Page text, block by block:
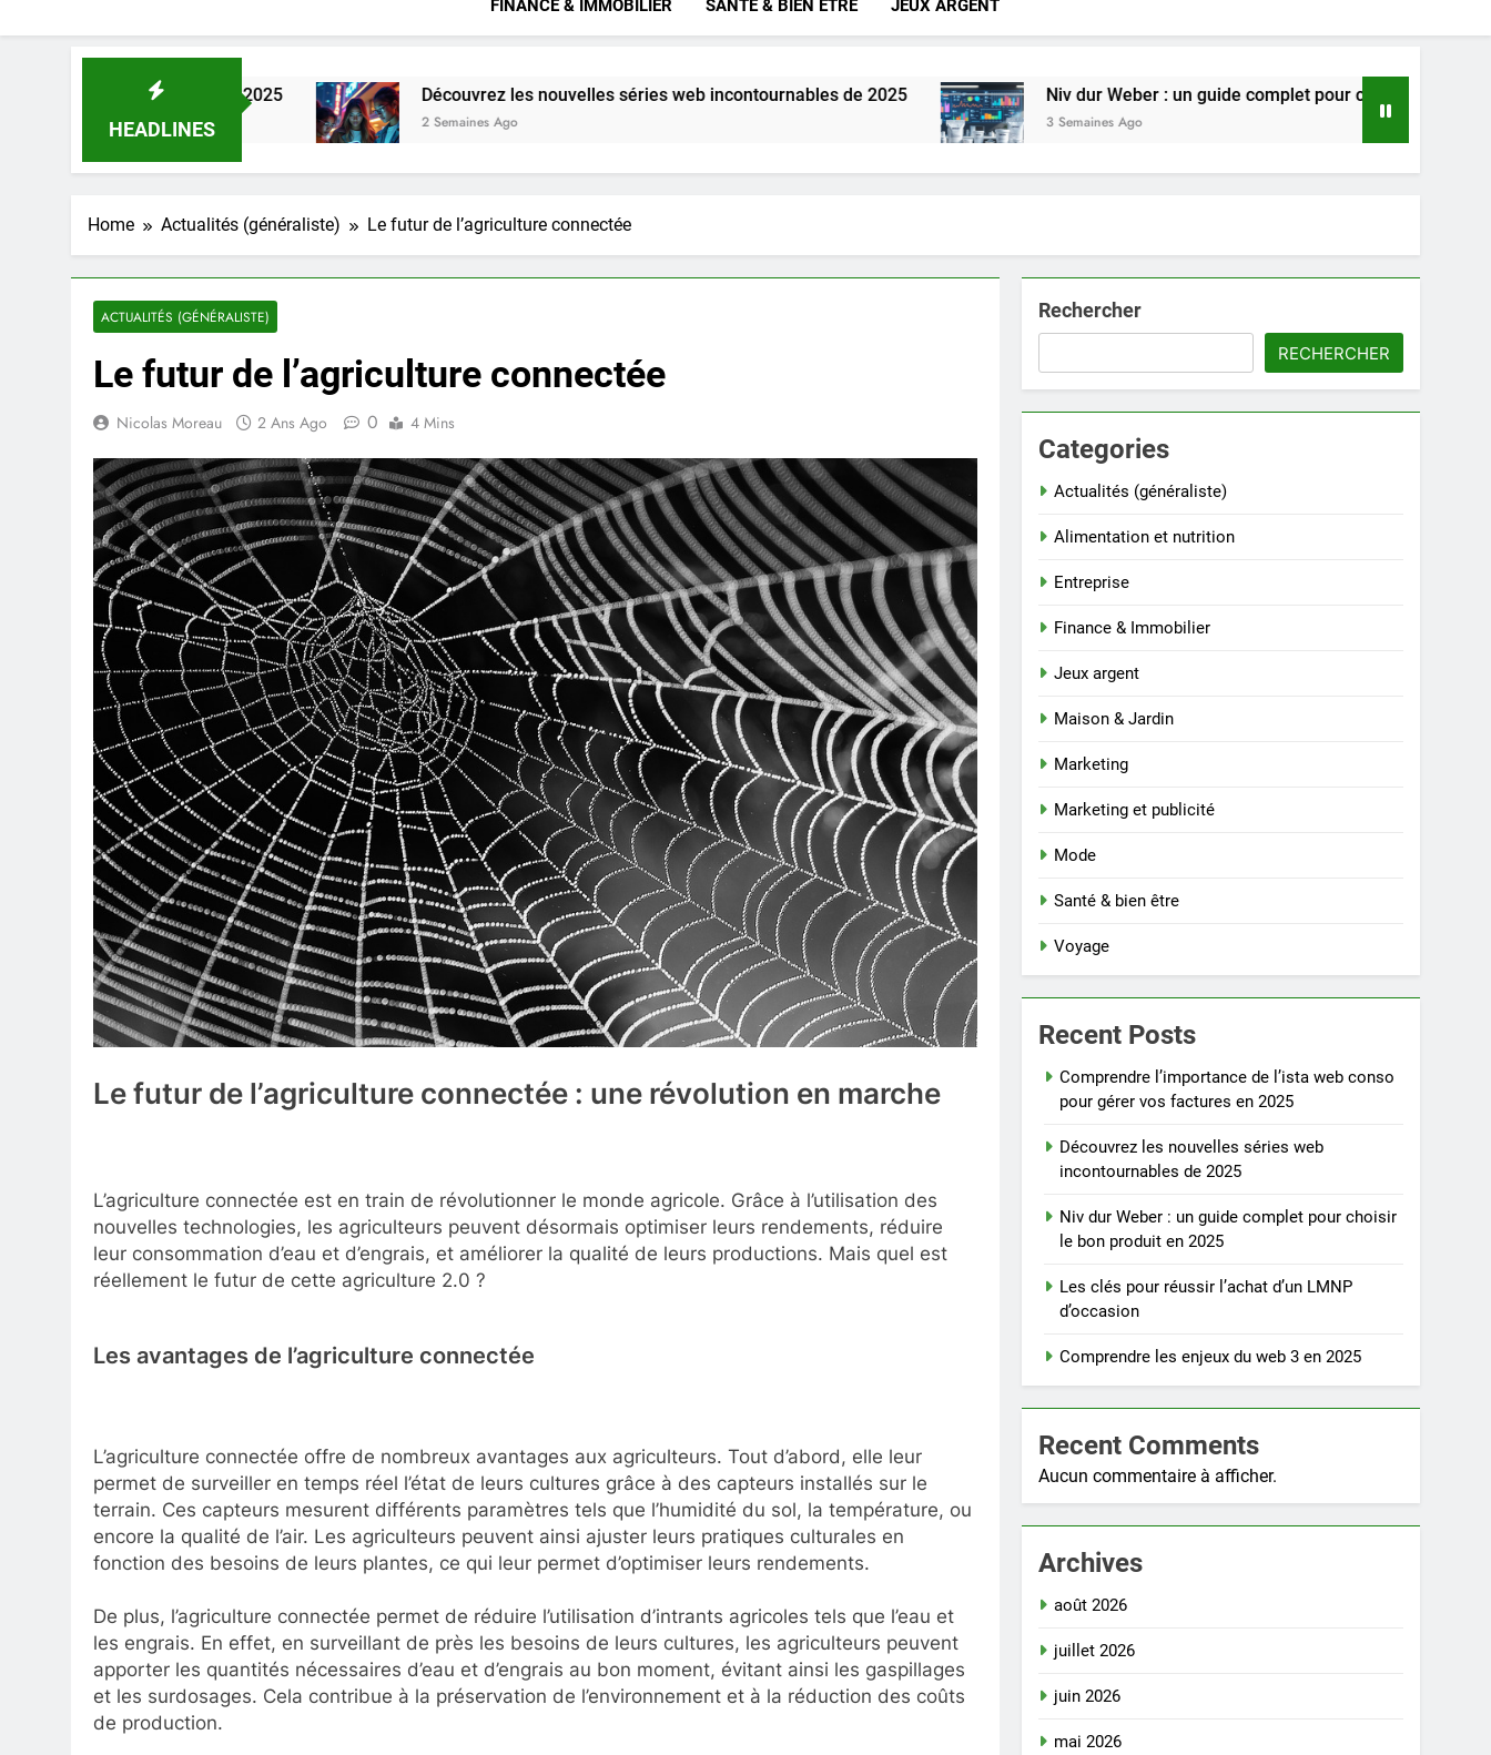
FINANCE & IMMOBILIER SANTÉ & BIEN ÊTRE JEUX ARGENT
HEADLINES
Découvrez les nouvelles séries web incontournables de 2025
2 Semaines Ago
Niv dur Weber : un guide complet pour choisir le bon produit en 2025
3 Semaines Ago
Home Actualités (généraliste) Le futur de l’agriculture connectée
ACTUALITÉS (GÉNÉRALISTE)
Le futur de l’agriculture connectée
Nicolas Moreau 2 Ans Ago 0 4 Mins
Le futur de l’agriculture connectée : une révolution en marche
L’agriculture connectée est en train de révolutionner le monde agricole. Grâce à l’utilisation des
nouvelles technologies, les agriculteurs peuvent désormais optimiser leurs rendements, réduire
leur consommation d’eau et d’engrais, et améliorer la qualité de leurs productions. Mais quel est
réellement le futur de cette agriculture 2.0 ?
Les avantages de l’agriculture connectée
L’agriculture connectée offre de nombreux avantages aux agriculteurs. Tout d’abord, elle leur
permet de surveiller en temps réel l’état de leurs cultures grâce à des capteurs installés sur le
terrain. Ces capteurs mesurent différents paramètres tels que l’humidité du sol, la température, ou
encore la qualité de l’air. Les agriculteurs peuvent ainsi ajuster leurs pratiques culturales en
fonction des besoins de leurs plantes, ce qui leur permet d’optimiser leurs rendements.
De plus, l’agriculture connectée permet de réduire l’utilisation d’intrants agricoles tels que l’eau et
les engrais. En effet, en surveillant de près les besoins de leurs cultures, les agriculteurs peuvent
apporter les quantités nécessaires d’eau et d’engrais au bon moment, évitant ainsi les gaspillages
et les surdosages. Cela contribue à la préservation de l’environnement et à la réduction des coûts
de production.
Rechercher
RECHERCHER
Categories
Actualités (généraliste)
Alimentation et nutrition
Entreprise
Finance & Immobilier
Jeux argent
Maison & Jardin
Marketing
Marketing et publicité
Mode
Santé & bien être
Voyage
Recent Posts
Comprendre l’importance de l’ista web conso
pour gérer vos factures en 2025
Découvrez les nouvelles séries web
incontournables de 2025
Niv dur Weber : un guide complet pour choisir
le bon produit en 2025
Les clés pour réussir l’achat d’un LMNP
d’occasion
Comprendre les enjeux du web 3 en 2025
Recent Comments
Aucun commentaire à afficher.
Archives
août 2026
juillet 2026
juin 2026
mai 2026